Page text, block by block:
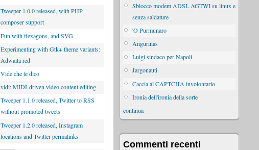
Tweeper 1.0.0 released, with PHP
composer support
Fun with flexagons, and SVG
Experimenting with Gtk+ theme variants:
Adwaita red
Vide che te dico
vidi: MIDI-driven video content editing
Tweeper 1.1.0 released, Twitter to RSS
without promoted tweets
Tweeper 1.2.0 released, Instagram
locations and Twitter permalinks
Sblocco modem ADSL AGTWI su linux e
senza saldature
'O Purmunaro
Anguriñas
Luigi sindaco per Napoli
Jargonauti
Caccia al CAPTCHA involontario
Ironia dell'ironia della sorte
continua
Commenti recenti